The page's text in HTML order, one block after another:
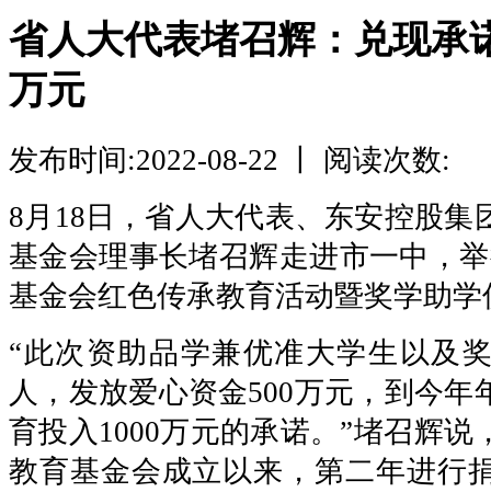
省人大代表堵召辉：兑现承
万元
发布时间:2022-08-22 丨 阅读次数:
8月18日，省人大代表、东安控股集
基金会理事长堵召辉走进市一中，
基金会红色传承教育活动暨奖学助学
“此次资助品学兼优准大学生以及
人，发放爱心资金500万元，到今年
育投入1000万元的承诺。”堵召辉说
教育基金会成立以来，第二年进行